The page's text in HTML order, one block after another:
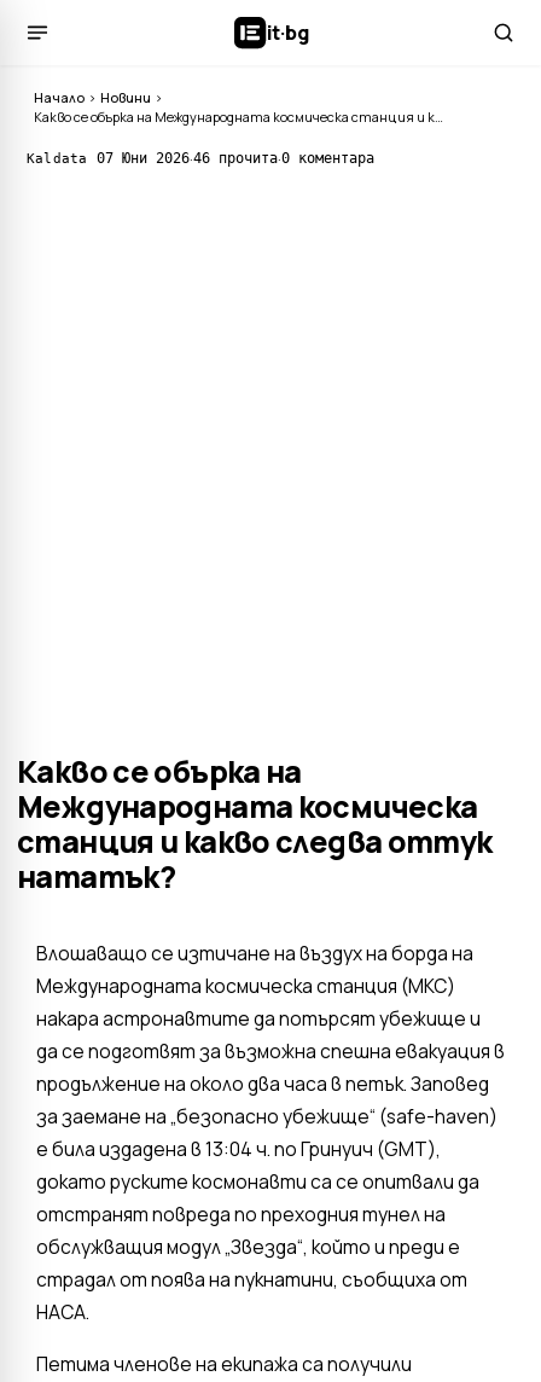
it·bg
Начало › Новини ›
Какво се обърка на Международната космическа станция и какво следва оттук нататък?
Kaldata 07 Юни 2026·46 прочита·0 коментара
Какво се обърка на
Международната космическа
станция и какво следва оттук
нататък?
Влошаващо се изтичане на въздух на борда на
Международната космическа станция (МКС)
накара астронавтите да потърсят убежище и
да се подготвят за възможна спешна евакуация в
продължение на около два часа в петък. Заповед
за заемане на „безопасно убежище“ (safe-haven)
е била издадена в 13:04 ч. по Гринуич (GMT),
докато руските космонавти са се опитвали да
отстранят повреда по преходния тунел на
обслужващия модул „Звезда“, който и преди е
страдал от поява на пукнатини, съобщиха от
НАСА.
Петима членове на екипажа са получили